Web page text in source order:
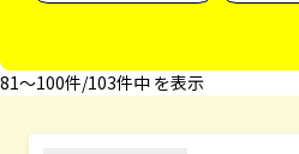
81〜100件/103件中 を表示